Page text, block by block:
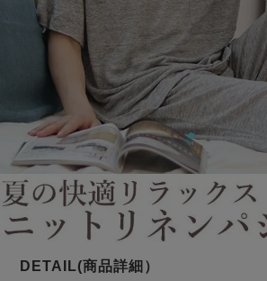
春 夏 秋
ガールズパジャマ
サッカー/ちぢみ 楊
ニット/ストレッチ
柄物
インナーウェア 生活雑貨
売れ筋ランキング
ズボン単品
すべてのメン
ズ
長袖 半袖
SDGsの取り組み